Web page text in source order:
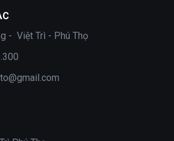
- Việt Trì - Phú Thọ